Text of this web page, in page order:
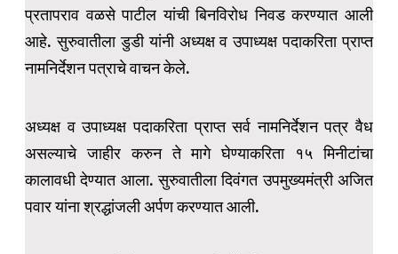
प्रतापराव वळसे पाटील यांची बिनविरोध निवड करण्यात आली
आहे. सुरुवातीला डुडी यांनी अध्यक्ष व उपाध्यक्ष पदाकरिता प्राप्त
नामनिर्देशन पत्राचे वाचन केले.
अध्यक्ष व उपाध्यक्ष पदाकरिता प्राप्त सर्व नामनिर्देशन पत्र वैध
असल्याचे जाहीर करुन ते मागे घेण्याकरिता १५ मिनीटांचा
कालावधी देण्यात आला. सुरुवातीला दिवंगत उपमुख्यमंत्री अजित
पवार यांना श्रद्धांजली अर्पण करण्यात आली.